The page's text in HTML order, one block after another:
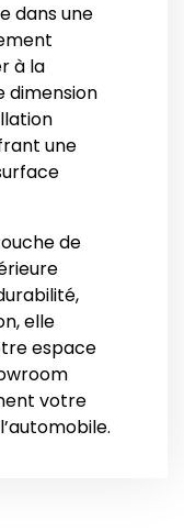
dans une
à la
dimension
une
de
elle
espace
votre